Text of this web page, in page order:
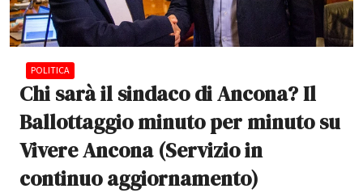
POLITICA
Chi sarà il sindaco di Ancona? Il
Ballottaggio minuto per minuto su
Vivere Ancona (Servizio in
continuo aggiornamento)